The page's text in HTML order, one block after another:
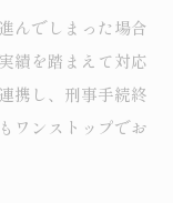
んでしまった場合
績を踏まえて対応
携し、刑事手続終
ワンストップでお